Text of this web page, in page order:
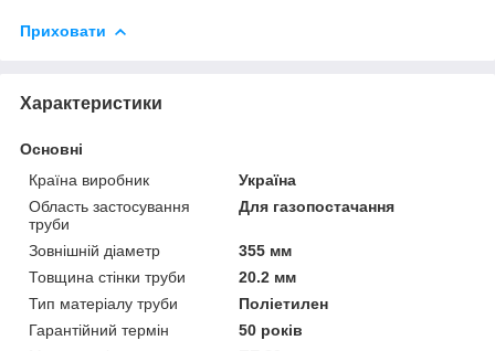
Приховати
Характеристики
Основні
Країна виробник
Україна
Область застосування
труби
Для газопостачання
Зовнішній діаметр
355 мм
Товщина стінки труби
20.2 мм
Тип матеріалу труби
Поліетилен
Гарантійний термін
50 років